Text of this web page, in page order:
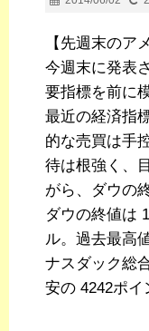
【先週末のア
今週末に発表
要指標を前に
最近の経済指
的な売買は手
待は根強く、
がら、ダウの
ダウの終値は
ル。過去最高
ナスダック総
安の 4242ポイ